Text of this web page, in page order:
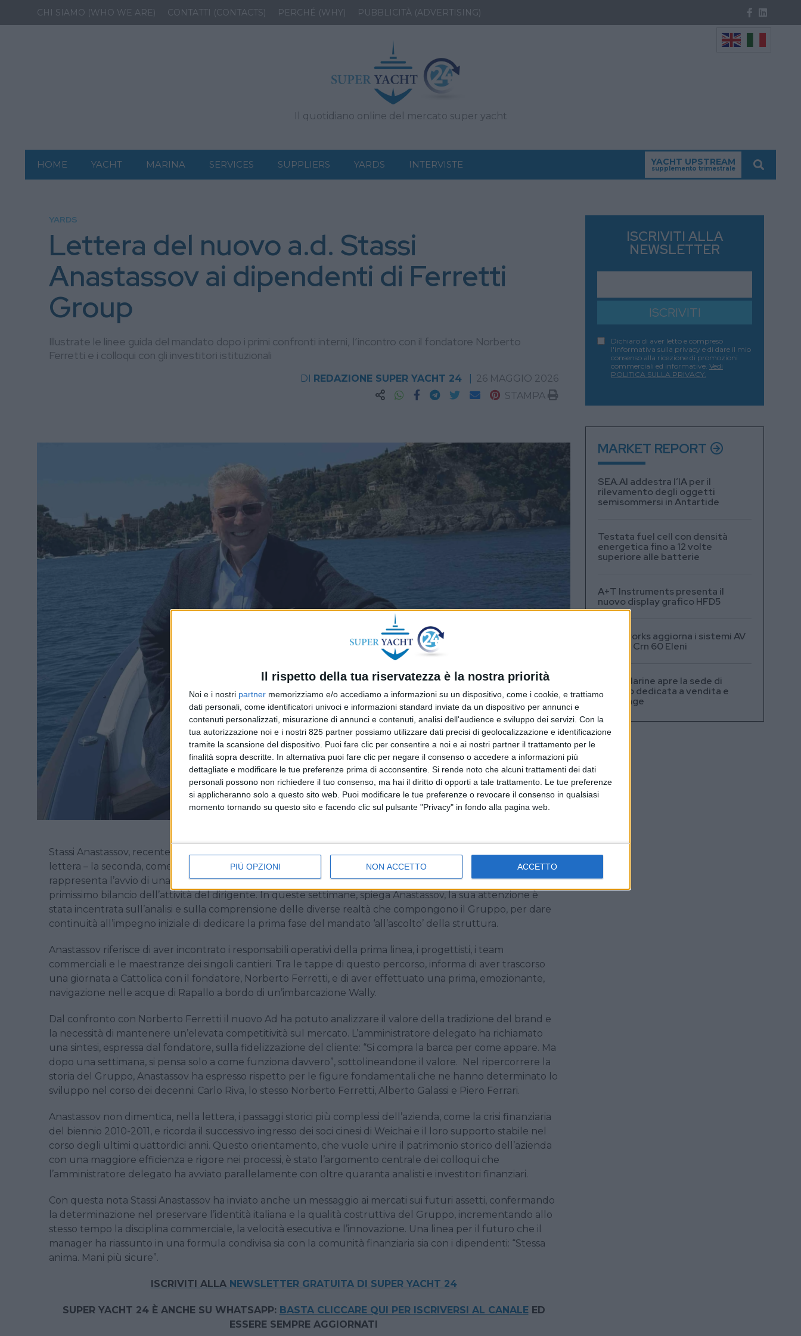
Il rispetto della tua riservatezza è la nostra priorità
Noi e i nostri partner memorizziamo e/o accediamo a informazioni su un dispositivo, come i cookie, e trattiamo
dati personali, come identificatori univoci e informazioni standard inviate da un dispositivo per annunci e
contenuti personalizzati, misurazione di annunci e contenuti, analisi dell'audience e sviluppo dei servizi. Con la
tua autorizzazione noi e i nostri 825 partner possiamo utilizzare dati precisi di geolocalizzazione e identificazione
tramite la scansione del dispositivo. Puoi fare clic per consentire a noi e ai nostri partner il trattamento per le
finalità sopra descritte. In alternativa puoi fare clic per negare il consenso o accedere a informazioni più
dettagliate e modificare le tue preferenze prima di acconsentire. Si rende noto che alcuni trattamenti dei dati
personali possono non richiedere il tuo consenso, ma hai il diritto di opporti a tale trattamento. Le tue preferenze
si applicheranno solo a questo sito web. Puoi modificare le tue preferenze o revocare il consenso in qualsiasi
momento tornando su questo sito e facendo clic sul pulsante "Privacy" in fondo alla pagina web.
PIÙ OPZIONI NON ACCETTO ACCETTO
CHI SIAMO (WHO WE ARE) CONTATTI (CONTACTS) PERCHÉ (WHY) PUBBLICITÀ (ADVERTISING)
Il quotidiano online del mercato super yacht
HOME YACHT MARINA SERVICES SUPPLIERS YARDS INTERVISTE YACHT UPSTREAM
supplemento trimestrale
YARDS
Lettera del nuovo a.d. Stassi
Anastassov ai dipendenti di Ferretti
Group
Illustrate le linee guida del mandato dopo i primi confronti interni, l’incontro con il fondatore Norberto
Ferretti e i colloqui con gli investitori istituzionali
DI REDAZIONE SUPER YACHT 24
26 MAGGIO 2026
STAMPA
Stassi Anastassov, recentemente insediatosi come amministratore delegato di Ferretti Group, ha inviato una
lettera – la seconda, come spiega la nota del Gruppo – ai dipendenti dell’azienda. Il documento, che
rappresenta l’avvio di una fase comunicativa più strutturata e rivolta anche alla comunità finanziaria, fa il
primissimo bilancio dell’attività del dirigente. In queste settimane, spiega Anastassov, la sua attenzione è
stata incentrata sull’analisi e sulla comprensione delle diverse realtà che compongono il Gruppo, per dare
continuità all’impegno iniziale di dedicare la prima fase del mandato ‘all’ascolto’ della struttura.
Anastassov riferisce di aver incontrato i responsabili operativi della prima linea, i progettisti, i team
commerciali e le maestranze dei singoli cantieri. Tra le tappe di questo percorso, informa di aver trascorso
una giornata a Cattolica con il fondatore, Norberto Ferretti, e di aver effettuato una prima, emozionante,
navigazione nelle acque di Rapallo a bordo di un’imbarcazione Wally.
Dal confronto con Norberto Ferretti il nuovo Ad ha potuto analizzare il valore della tradizione del brand e
la necessità di mantenere un’elevata competitività sul mercato. L’amministratore delegato ha richiamato
una sintesi, espressa dal fondatore, sulla fidelizzazione del cliente: “Si compra la barca per come appare. Ma
dopo una settimana, si pensa solo a come funziona davvero”, sottolineandone il valore. Nel ripercorrere la
storia del Gruppo, Anastassov ha espresso rispetto per le figure fondamentali che ne hanno determinato lo
sviluppo nel corso dei decenni: Carlo Riva, lo stesso Norberto Ferretti, Alberto Galassi e Piero Ferrari.
Anastassov non dimentica, nella lettera, i passaggi storici più complessi dell’azienda, come la crisi finanziaria
del biennio 2010-2011, e ricorda il successivo ingresso dei soci cinesi di Weichai e il loro supporto stabile nel
corso degli ultimi quattordici anni. Questo orientamento, che vuole unire il patrimonio storico dell’azienda
con una maggiore efficienza e rigore nei processi, è stato l’argomento centrale dei colloqui che
l’amministratore delegato ha avviato parallelamente con oltre quaranta analisti e investitori finanziari.
Con questa nota Stassi Anastassov ha inviato anche un messaggio ai mercati sui futuri assetti, confermando
la determinazione nel preservare l’identità italiana e la qualità costruttiva del Gruppo, incrementando allo
stesso tempo la disciplina commerciale, la velocità esecutiva e l’innovazione. Una linea per il futuro che il
manager ha riassunto in una formula condivisa sia con la comunità finanziaria sia con i dipendenti: “Stessa
anima. Mani più sicure”.
ISCRIVITI ALLA NEWSLETTER GRATUITA DI SUPER YACHT 24
SUPER YACHT 24 È ANCHE SU WHATSAPP: BASTA CLICCARE QUI PER ISCRIVERSI AL CANALEED
ESSERE SEMPRE AGGIORNATI
ISCRIVITI ALLA
NEWSLETTER
ISCRIVITI
Dichiaro di aver letto e compreso
l'informativa sulla privacy e di dare il mio
consenso alla ricezione di promozioni
commerciali ed informative. Vedi
POLITICA SULLA PRIVACY.
MARKET REPORT
SEA.AI addestra l’IA per il
rilevamento degli oggetti
semisommersi in Antartide
Testata fuel cell con densità
energetica fino a 12 volte
superiore alle batterie
A+T Instruments presenta il
nuovo display grafico HFD5
Videoworks aggiorna i sistemi AV
e IT del Crn 60 Eleni
Navis Marine apre la sede di
Monaco dedicata a vendita e
brokerage